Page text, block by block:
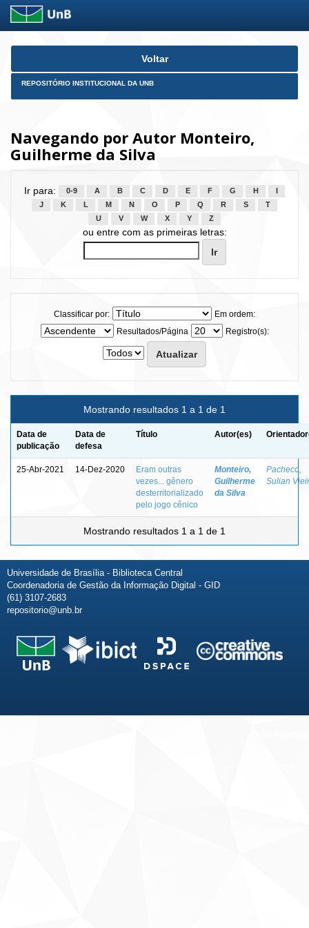
Skip
Voltar
REPOSITÓRIO INSTITUCIONAL DA UNB
Navegando por Autor Monteiro,
Guilherme da Silva
Ir para: 0-9 A B C D E F G H
J
K L M N O P Q R S
T
U
V W X Y Z
ou entre com as primeiras letras:
Classificar por:
Em ordem:
Resultados/Página
Registro(s):
Mostrando resultados 1 a 1 de 1
Data de
publicação
Data de
defesa
Título Autor(es)
25-Abr-2021 14-Dez-2020
Eram outras
vezes... gênero
desterritorializado
pelo jogo cênico
Monteiro,
Guilherme
da Silva
Pacheco,
Sulian
Mostrando resultados 1 a 1 de 1
Universidade de Brasília - Biblioteca Central
Coordenadoria de Gestão da Informação Digital - GID
(61) 3107-2683
repositorio@unb.br